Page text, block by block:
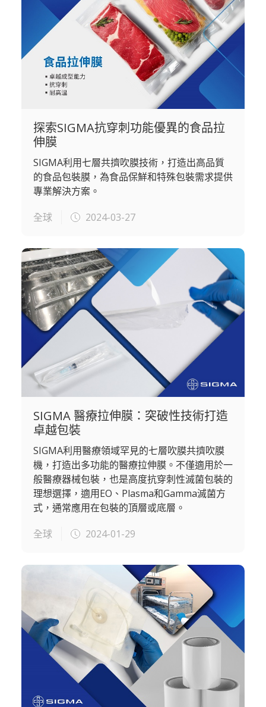
探索SIGMA抗穿刺功能優異的食品拉
伸膜
SIGMA利用七層共擠吹膜技術，打造出高品質
的食品包裝膜，為食品保鮮和特殊包裝需求提供
專業解決方案。
全球
2024-03-27
SIGMA 醫療拉伸膜：突破性技術打造
卓越包裝
SIGMA利用醫療領域罕見的七層吹膜共擠吹膜
機，打造出多功能的醫療拉伸膜。不僅適用於一
般醫療器械包裝，也是高度抗穿刺性滅菌包裝的
理想選擇，適用EO、Plasma和Gamma滅菌方
式，通常應用在包裝的頂層或底層。
全球
2024-01-29